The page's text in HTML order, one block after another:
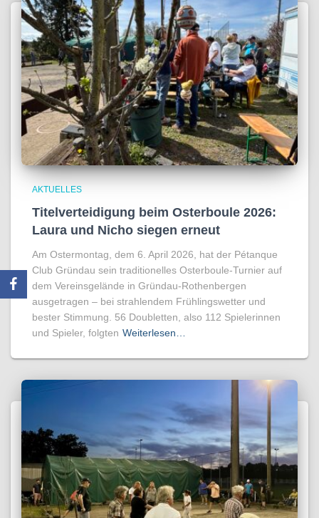
AKTUELLES
Titelverteidigung beim Osterboule 2026:
Laura und Nicho siegen erneut
Am Ostermontag, dem 6. April 2026, hat der Pétanque
Club Gründau sein traditionelles Osterboule-Turnier auf
dem Vereinsgelände in Gründau-Rothenbergen
ausgetragen – bei strahlendem Frühlingswetter und
bester Stimmung. 56 Doubletten, also 112 Spielerinnen
und Spieler, folgten Weiterlesen…